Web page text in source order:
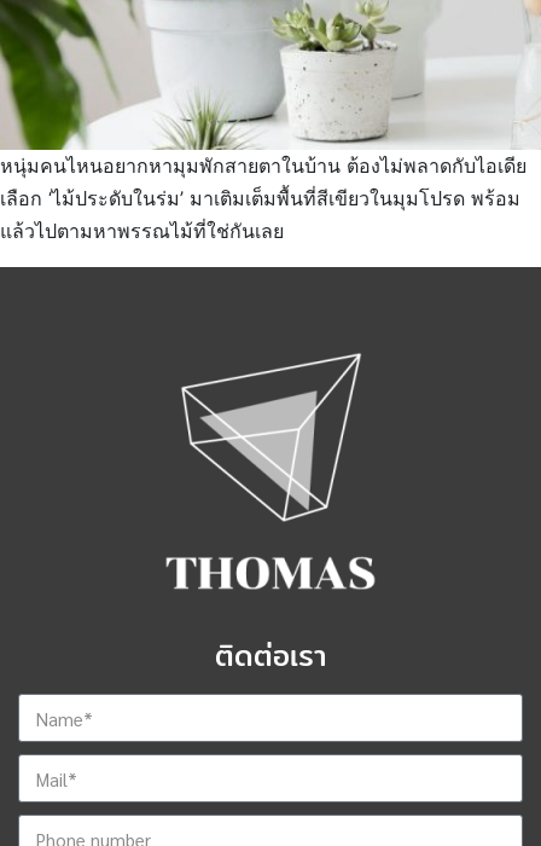
หนุ่มคนไหนอยากหามุมพักสายตาในบ้าน ต้องไม่พลาดกับไอเดีย
เลือก ‘ไม้ประดับในร่ม’ มาเติมเต็มพื้นที่สีเขียวในมุมโปรด พร้อม
แล้วไปตามหาพรรณไม้ที่ใช่กันเลย
ติดต่อเรา